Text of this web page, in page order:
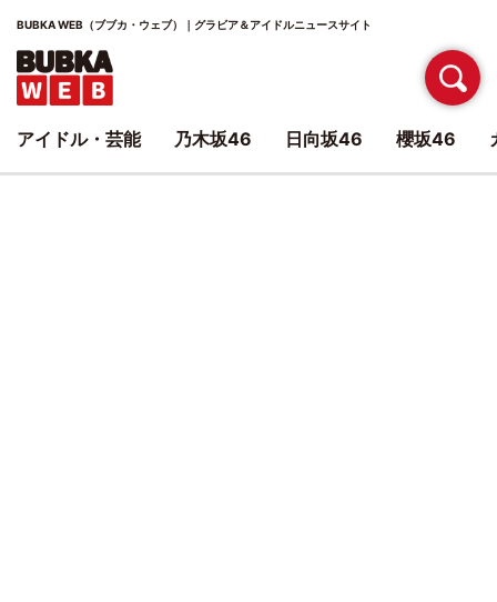
BUBKA WEB（ブブカ・ウェブ）｜グラビア＆アイドルニュースサイト
アイドル・芸能 乃木坂46 日向坂46 櫻坂46